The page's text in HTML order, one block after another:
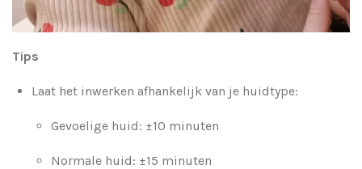
Tips
Laat het inwerken afhankelijk van je huidtype:
Gevoelige huid: ±10 minuten
Normale huid: ±15 minuten